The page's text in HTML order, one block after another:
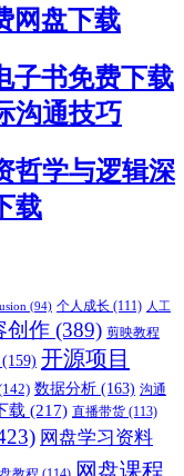
网盘下载
子书免费下载
沟通技巧
哲学与逻辑深
载
(94) 个人成长 (111) 人工
创作 (389) 剪映教程
(159) 开源项目
数据分析 (163) 沟通
载 (217) 直播带货 (113)
网盘学习资料
网盘课程